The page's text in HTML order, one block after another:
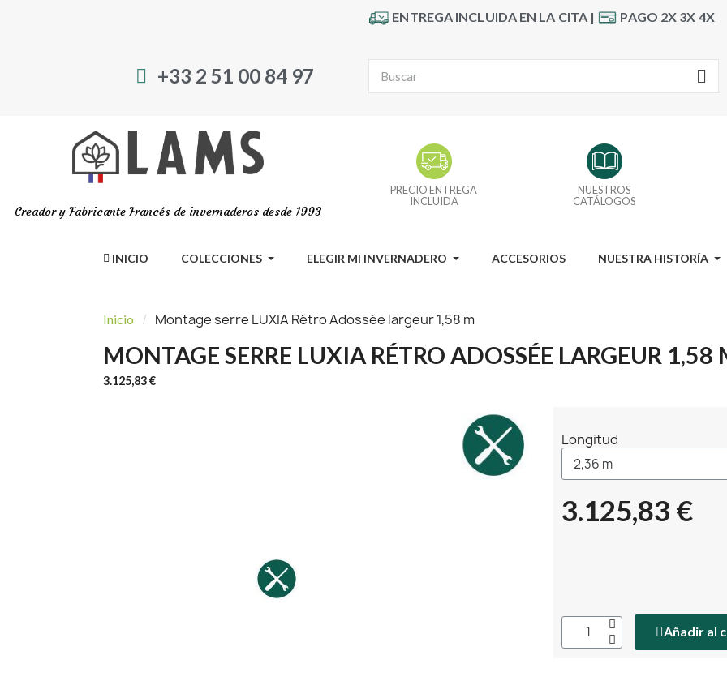
ENTREGA INCLUIDA EN LA CITA | PAGO 2X 3X 4X
+33 2 51 00 84 97
Creador y Fabricante Francés de invernaderos desde 1993
PRECIO ENTREGA
INCLUIDA
NUESTROS
CATÁLOGOS
INICIO COLECCIONES ELEGIR MI INVERNADERO ACCESORIOS NUESTRA HISTORÍA
Inicio Montage serre LUXIA Rétro Adossée largeur 1,58 m
MONTAGE SERRE LUXIA RÉTRO ADOSSÉE LARGEUR 1,58
3.125,83 €
Longitud
3.125,83 €
Añadir al